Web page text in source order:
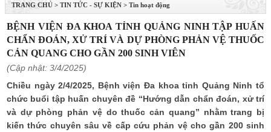
TRANG CHỦ > TIN TỨC - SỰ KIỆN > Tin hoạt động
BỆNH VIỆN ĐA KHOA TỈNH QUẢNG NINH TẬP HUẤN
CHẨN ĐOÁN, XỬ TRÍ VÀ DỰ PHÒNG PHẢN VỆ THUỐC
CẢN QUANG CHO GẦN 200 SINH VIÊN
(Cập nhật: 3/4/2025)
Chiều ngày 2/4/2025, Bệnh viện Đa khoa tỉnh Quảng Ninh tổ
chức buổi tập huấn chuyên đề “Hướng dẫn chẩn đoán, xử trí
và dự phòng phản vệ do thuốc cản quang” nhằm trang bị
kiến thức chuyên sâu về cấp cứu phản vệ cho gần 200 sinh